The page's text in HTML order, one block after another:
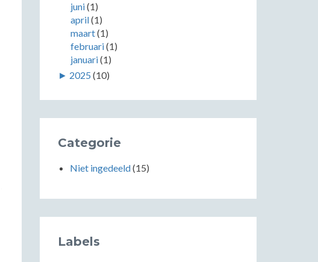
juni(1)
april(1)
maart(1)
februari(1)
januari(1)
► 2025 (10)
Categorie
Niet ingedeeld(15)
Labels